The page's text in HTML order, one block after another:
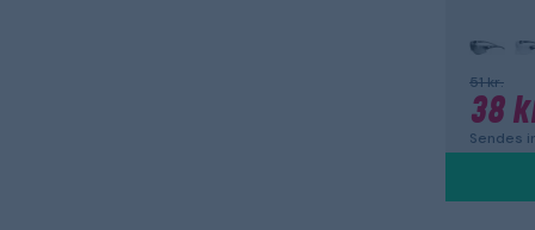
51 kr.
38
Sendes